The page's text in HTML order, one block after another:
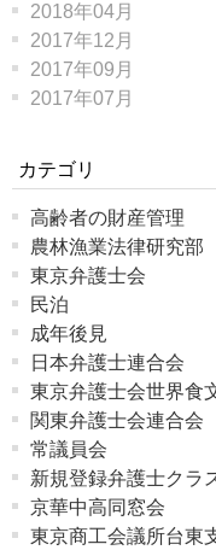
2018年04月
2017年12月
2017年09月
2017年07月
カテゴリ
高齢者の財産管理
農林漁業法律研究部
東京弁護士会
民泊
成年後見
日本弁護士連合会
東京弁護士会世界食
関東弁護士会連合会
常議員会
新規登録弁護士クラ
京華中高同窓会
東京商工会議所台東